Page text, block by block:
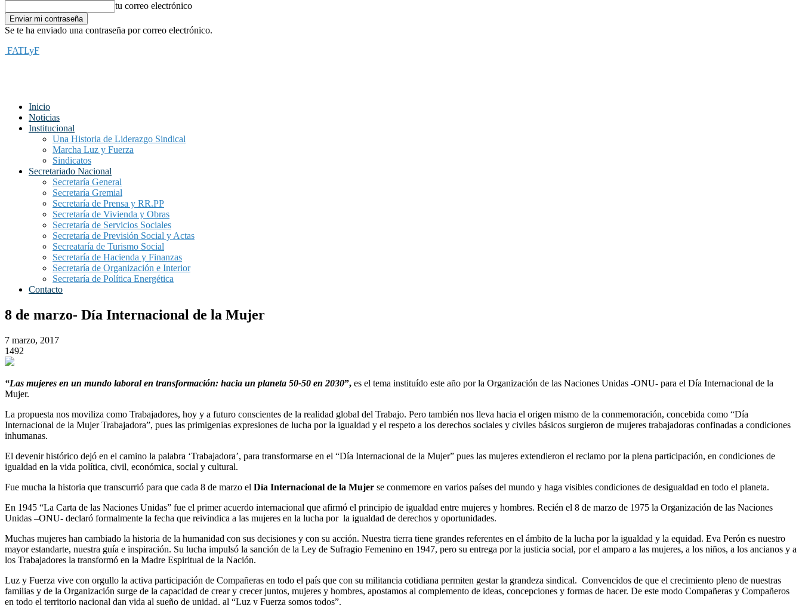
tu correo electrónico
Se te ha enviado una contraseña por correo electrónico.
FATLyF
Inicio
Noticias
Institucional
Una Historia de Liderazgo Sindical
Marcha Luz y Fuerza
Sindicatos
Secretariado Nacional
Secretaría General
Secretaría Gremial
Secretaría de Prensa y RR.PP
Secretaría de Vivienda y Obras
Secretaría de Servicios Sociales
Secretaría de Previsión Social y Actas
Secreataría de Turismo Social
Secretaría de Hacienda y Finanzas
Secretaría de Organización e Interior
Secretaría de Política Energética
Contacto
8 de marzo- Día Internacional de la Mujer
7 marzo, 2017
1492
“Las mujeres en un mundo laboral en transformación: hacia un planeta 50-50 en 2030”, es el tema instituído este año por la Organización de las Naciones Unidas -ONU- para el Día Internacional de la
Mujer.
La propuesta nos moviliza como Trabajadores, hoy y a futuro conscientes de la realidad global del Trabajo. Pero también nos lleva hacia el origen mismo de la conmemoración, concebida como “Día
Internacional de la Mujer Trabajadora”, pues las primigenias expresiones de lucha por la igualdad y el respeto a los derechos sociales y civiles básicos surgieron de mujeres trabajadoras confinadas a condiciones
inhumanas.
El devenir histórico dejó en el camino la palabra ‘Trabajadora’, para transformarse en el “Día Internacional de la Mujer” pues las mujeres extendieron el reclamo por la plena participación, en condiciones de
igualdad en la vida política, civil, económica, social y cultural.
Fue mucha la historia que transcurrió para que cada 8 de marzo el Día Internacional de la Mujer se conmemore en varios países del mundo y haga visibles condiciones de desigualdad en todo el planeta.
En 1945 “La Carta de las Naciones Unidas” fue el primer acuerdo internacional que afirmó el principio de igualdad entre mujeres y hombres. Recién el 8 de marzo de 1975 la Organización de las Naciones
Unidas –ONU- declaró formalmente la fecha que reivindica a las mujeres en la lucha por la igualdad de derechos y oportunidades.
Muchas mujeres han cambiado la historia de la humanidad con sus decisiones y con su acción. Nuestra tierra tiene grandes referentes en el ámbito de la lucha por la igualdad y la equidad. Eva Perón es nuestro
mayor estandarte, nuestra guía e inspiración. Su lucha impulsó la sanción de la Ley de Sufragio Femenino en 1947, pero su entrega por la justicia social, por el amparo a las mujeres, a los niños, a los ancianos y a
los Trabajadores la transformó en la Madre Espiritual de la Nación.
Luz y Fuerza vive con orgullo la activa participación de Compañeras en todo el país que con su militancia cotidiana permiten gestar la grandeza sindical. Convencidos de que el crecimiento pleno de nuestras
familias y de la Organización surge de la capacidad de crear y crecer juntos, mujeres y hombres, apostamos al complemento de ideas, concepciones y formas de hacer. De este modo Compañeras y Compañeros
en todo el territorio nacional dan vida al sueño de unidad, al “Luz y Fuerza somos todos”.